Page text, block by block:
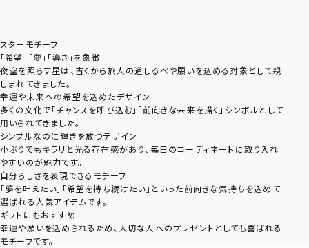
スターモチーフ
「希望」「夢」「導き」を象徴
夜空を照らす星は、古くから旅人の道しるべや願いを込める対象として親
しまれてきました。
幸運や未来への希望を込めたデザイン
多くの文化で「チャンスを呼び込む」「前向きな未来を描く」シンボルとして
用いられてきました。
シンプルなのに輝きを放つデザイン
小ぶりでもキラリと光る存在感があり、毎日のコーディネートに取り入れ
やすいのが魅力です。
自分らしさを表現できるモチーフ
「夢を叶えたい」「希望を持ち続けたい」といった前向きな気持ちを込めて
選ばれる人気アイテムです。
ギフトにもおすすめ
幸運や願いを込められるため、大切な人へのプレゼントとしても喜ばれる
モチーフです。